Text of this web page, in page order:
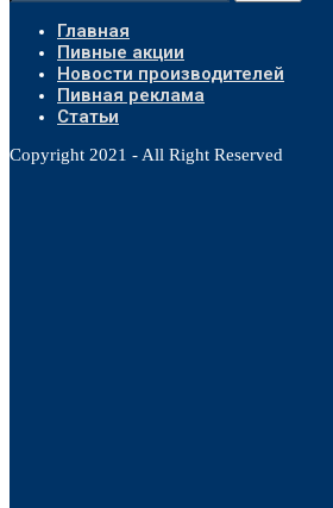
Главная
Пивные акции
Новости производителей
Пивная реклама
Статьи
Copyright 2021 - All Right Reserved